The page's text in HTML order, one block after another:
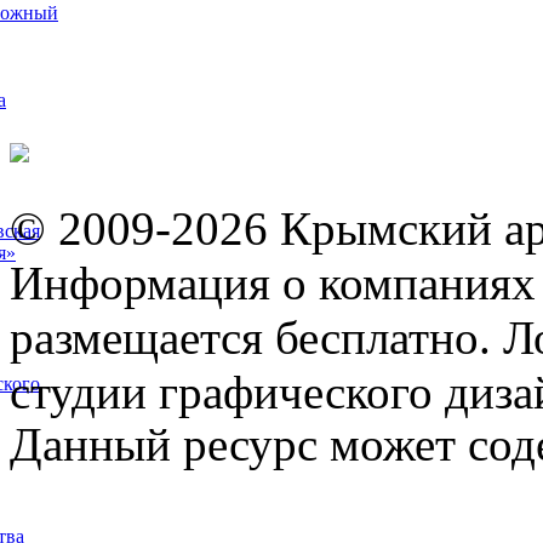
© 2009-2026 Крымский
Информация о компаниях
размещается бесплатно.
студии графического
Данный ресурс может